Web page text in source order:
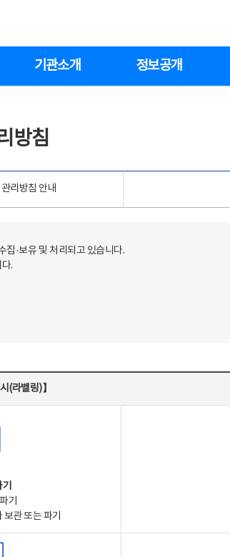
기관소개 정보공개
방침
리방침 안내
·보유 및 처리되고 있습니다.
.
(라벨링)】
기
관 또는 파기